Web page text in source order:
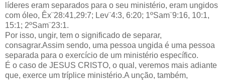
líderes eram separados para o seu ministério, eram ungidos
com óleo, Êx¨28:41,29:7; Lev¨4:3, 6:20; 1ºSam¨9:16, 10:1,
15:1; 2ºSam¨23:1.
Por isso, ungir, tem o significado de separar,
consagrar.Assim sendo, uma pessoa ungida é uma pessoa
separada para o exercício de um ministério específico.
É o caso de JESUS CRISTO, o qual, veremos mais adiante
que, exerce um tríplice ministério.A unção, também,